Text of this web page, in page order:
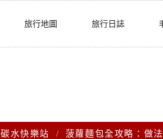
旅行地圖 旅行日誌
碳水快樂站 菠蘿麵包全攻略：做